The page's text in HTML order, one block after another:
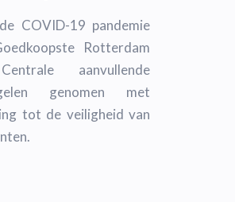
COVID-19 pandemie
Rotterdam
aanvullende
genomen met
tot de veiligheid van